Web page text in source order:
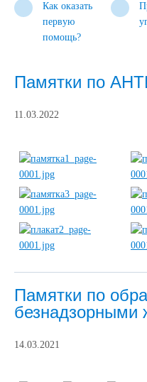
Как оказать
первую
помощь?
Памятки по
11.03.2022
Памятки по
безнадзорными
14.03.2021